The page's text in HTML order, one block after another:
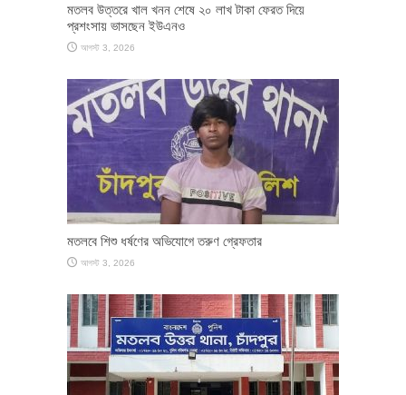
মতলব উত্তরে খাল খনন শেষে ২০ লাখ টাকা ফেরত দিয়ে
প্রশংসায় ভাসছেন ইউএনও
আগস্ট 3, 2026
মতলবে শিশু ধর্ষণের অভিযোগে তরুণ গ্রেফতার
আগস্ট 3, 2026